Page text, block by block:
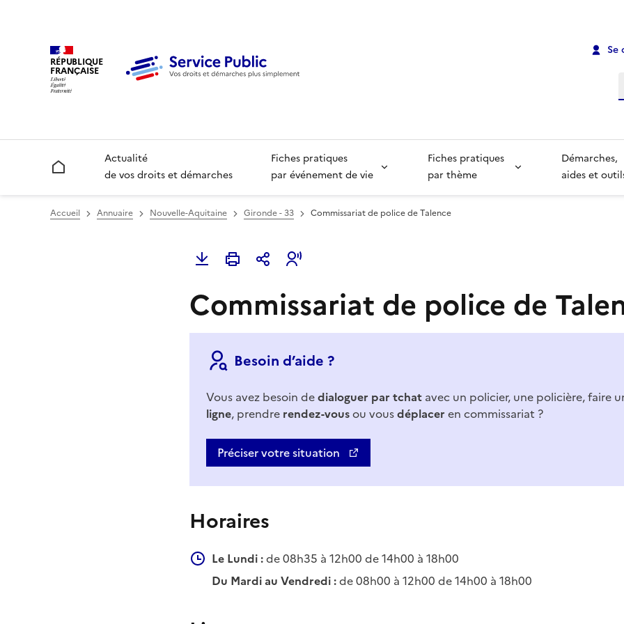
RÉPUBLIQUE
FRANÇAISE
Se
Accueil
Actualité
de vos droits et démarches
Fiches pratiques
par événement de vie
Fiches pratiques
par thème
Démarches,
aides et
Accueil Annuaire Nouvelle-Aquitaine Gironde - 33 Commissariat de police de Talence
Commissariat de police de
Besoin d’aide ?
Vous avez besoin dedialoguer par tchat avec un policier, une policière, faire
ligne, prendre rendez-vousou vousdéplacer en commissariat ?
Préciser votre situation
Horaires
Le Lundi :de 08h35 à 12h00 de 14h00 à 18h00
Du Mardi au Vendredi :de 08h00 à 12h00 de 14h00 à 18h00